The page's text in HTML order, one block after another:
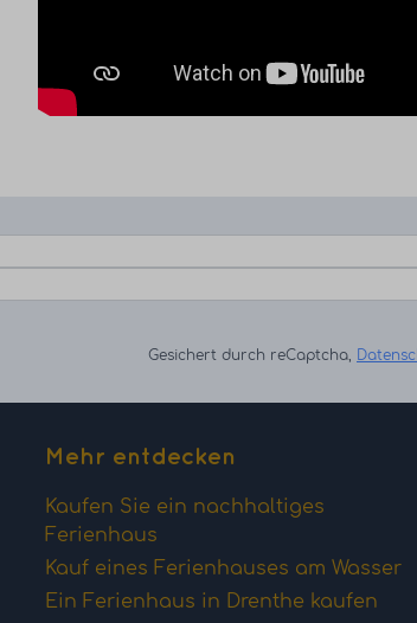
Gesichert durch reCaptcha,
Mehr entdecken
Kaufen Sie ein nachhaltiges
Ferienhaus
Kauf eines Ferienhauses am Wasser
Ein Ferienhaus in Drenthe kaufen